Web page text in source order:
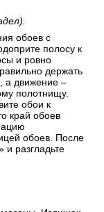
влево-
наклеили
– исправьте это
обоев с
полосу к
и ровно
держать
движение –
полотнищу.
край обоев